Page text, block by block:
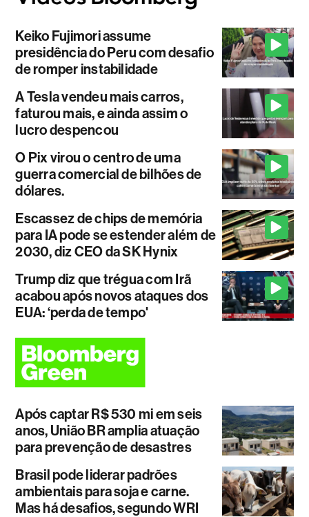
Keiko Fujimori assume
presidência do Peru com desafio
de romper instabilidade
A Tesla vendeu mais carros,
faturou mais, e ainda assim o
lucro despencou
O Pix virou o centro de uma
guerra comercial de bilhões de
dólares.
Escassez de chips de memória
para IA pode se estender além de
2030, diz CEO da SK Hynix
Trump diz que trégua com Irã
acabou após novos ataques dos
EUA: ‘perda de tempo'
Após captar R$ 530 mi em seis
anos, União BR amplia atuação
para prevenção de desastres
Brasil pode liderar padrões
ambientais para soja e carne.
Mas há desafios, segundo WRI